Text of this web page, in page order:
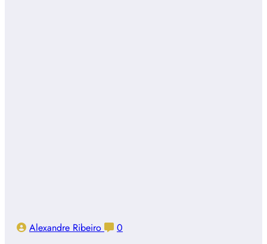
Alexandre Ribeiro 0